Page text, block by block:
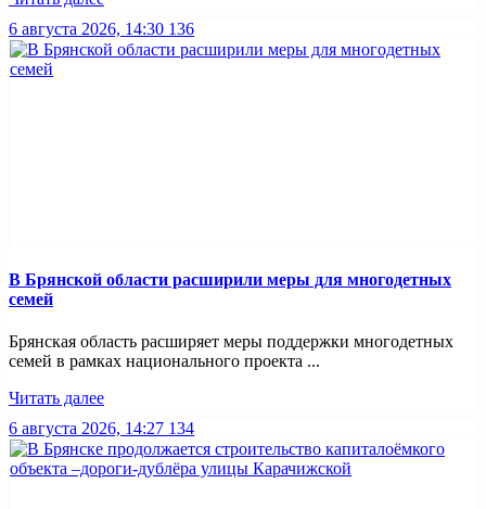
6 августа 2026, 14:30 136
В Брянской области расширили меры для многодетных
семей
Брянская область расширяет меры поддержки многодетных
семей в рамках национального проекта ...
Читать далее
6 августа 2026, 14:27 134